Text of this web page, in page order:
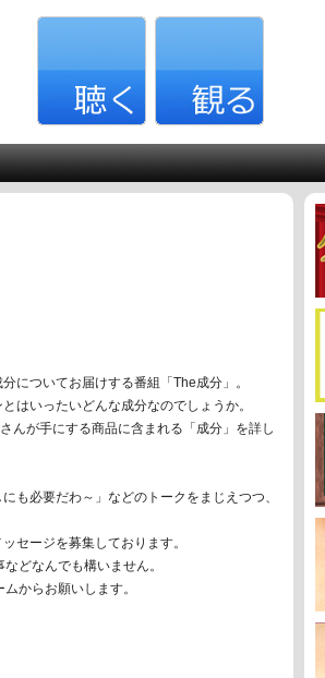
についてお届けする番組「The成分」。
はいったいどんな成分なのでしょうか。
んが手にする商品に含まれる「成分」を詳し
も必要だわ～」などのトークをまじえつつ、
セージを募集しております。
どなんでも構いません。
からお願いします。